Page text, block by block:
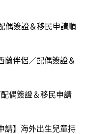
偶簽證＆移民申請順
蘭伴侶／配偶簽證＆
配偶簽證＆移民申請
請】海外出生兒童持